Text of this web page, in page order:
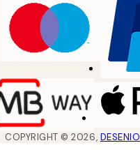
COPYRIGHT ©2026, DESENIO